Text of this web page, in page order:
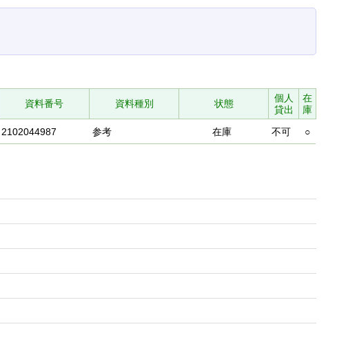
資料番号 資料種別 状態
個人
貸出
在
庫
2102044987 参考 在庫 不可 ○